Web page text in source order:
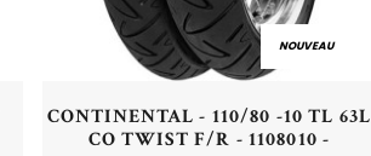
NOUVEAU
CONTINENTAL - 110/80 -10 TL 63L
CO TWIST F/R - 1108010 -